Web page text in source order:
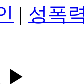
| 성폭
▶